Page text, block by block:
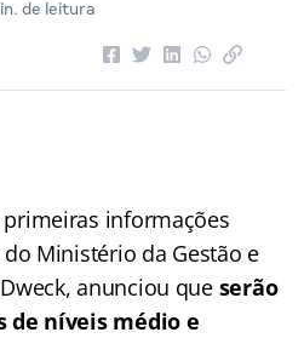
de leitura
informações
Ministério da Gestão e
anunciou que serão
de níveis médio e